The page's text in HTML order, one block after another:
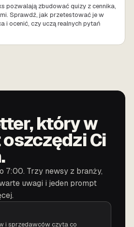
pozwalają zbudować quizy z cennika,
Sprawdź, jak przetestować je w
i ocenić, czy uczą realnych pytań
który w
Ci
7:00. Trzy newsy z branży,
uwagi i jeden prompt
i sprzedawców czyta co